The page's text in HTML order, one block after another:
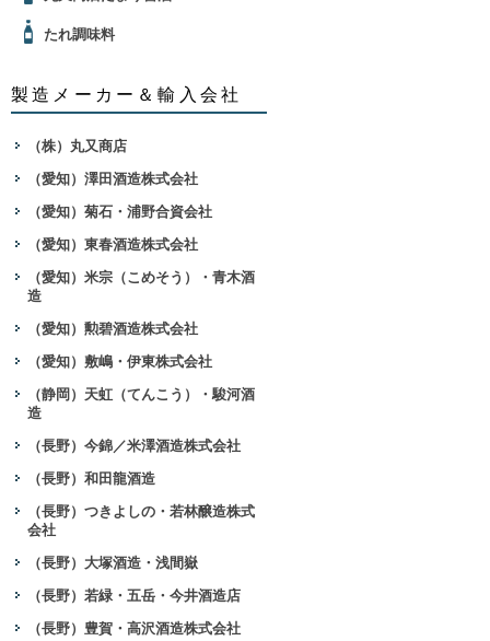
たれ調味料
製造メーカー＆輸入会社
（株）丸又商店
（愛知）澤田酒造株式会社
（愛知）菊石・浦野合資会社
（愛知）東春酒造株式会社
（愛知）米宗（こめそう）・青木酒
造
（愛知）勲碧酒造株式会社
（愛知）敷嶋・伊東株式会社
（静岡）天虹（てんこう）・駿河酒
造
（長野）今錦／米澤酒造株式会社
（長野）和田龍酒造
（長野）つきよしの・若林醸造株式
会社
（長野）大塚酒造・浅間嶽
（長野）若緑・五岳・今井酒造店
（長野）豊賀・高沢酒造株式会社